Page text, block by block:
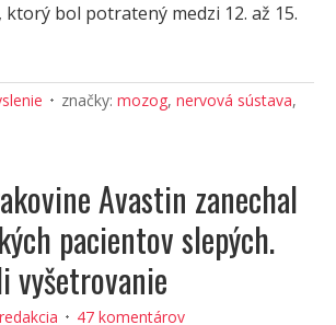
bol potratený medzi 12. až 15.
značky: mozog, nervová sústava,
Avastin zanechal
pacientov slepých.
vyšetrovanie
redakcia 47 komentárov